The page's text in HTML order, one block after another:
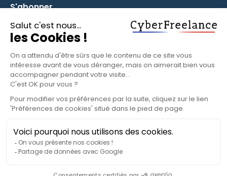
S'abonner
Inscrivez-vous à notre newsletter pour rester informé des
fonctionnalités et des nouveautés.
S'ABONNER
© 2025 CyberFreelance. Tous droits réservés.
Politique de confidentialité
Conditions d'utilisation